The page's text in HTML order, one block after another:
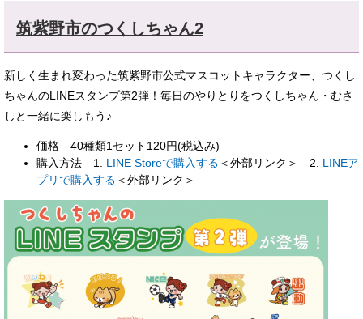
筑紫野市のつくしちゃん2
新しく生まれ変わった筑紫野市公式マスコットキャラクター、つくし
ちゃんのLINEスタンプ第2弾！毎日のやりとりをつくしちゃん・むさ
しと一緒に楽しもう♪
価格 40種類1セット120円(税込み)
購入方法 1. LINE Storeで購入する ＜外部リンク＞ 2. LINEア
プリで購入する ＜外部リンク＞